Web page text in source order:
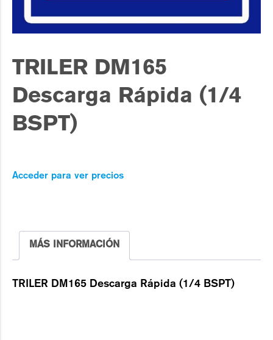
TRILER DM165
Descarga Rápida (1/4
BSPT)
Acceder para ver precios
MÁS INFORMACIÓN
TRILER DM165 Descarga Rápida (1/4 BSPT)